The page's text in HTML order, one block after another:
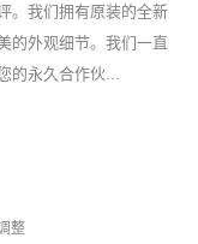
。我们拥有原装的全新
的外观细节。我们一直
的永久合作伙...
整